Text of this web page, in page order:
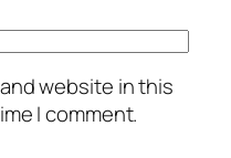
website in this
I comment.